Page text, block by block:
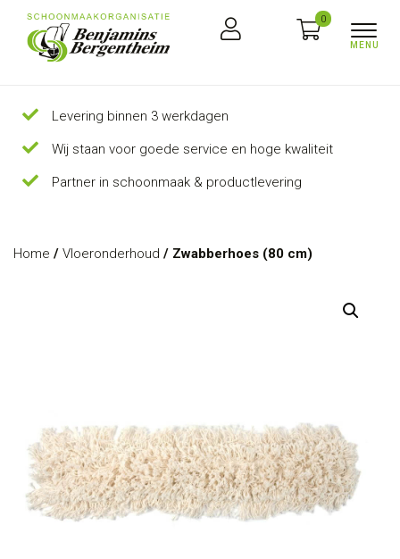
0
Levering binnen 3 werkdagen
Wij staan voor goede service en hoge kwaliteit
Partner in schoonmaak & productlevering
Home / Vloeronderhoud / Zwabberhoes (80 cm)